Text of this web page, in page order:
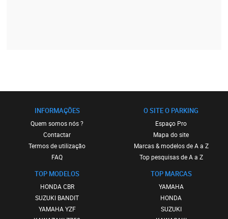
INFORMAÇÕES
Quem somos nós ?
Contactar
Termos de utilização
FAQ
TOP MODELOS
HONDA CBR
SUZUKI BANDIT
YAMAHA YZF
O SITE O PARKING
Espaço Pro
Mapa do site
Marcas & modelos de A a Z
Top pesquisas de A a Z
TOP MARCAS
YAMAHA
HONDA
SUZUKI